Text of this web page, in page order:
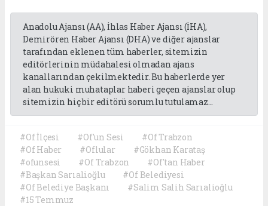
Anadolu Ajansı (AA), İhlas Haber Ajansı (İHA),
Demirören Haber Ajansı (DHA) ve diğer ajanslar
tarafından eklenen tüm haberler, sitemizin
editörlerinin müdahalesi olmadan ajans
kanallarından çekilmektedir. Bu haberlerde yer
alan hukuki muhataplar haberi geçen ajanslar olup
sitemizin hiç bir editörü sorumlu tutulamaz...
#Of İlçesi #Of'un Sesi
#Of Trabzon
#Of Haber
#Oflular
#Gökhan Karataş
#ofunsesi
#Of Trabzon
#Of'tan Haber
#Başkan Sarıalioğlu
#Of Belediyesi
#Of Belediye Başkanı
#Salim Salih Sarıalioğlu
#15 Temmuz